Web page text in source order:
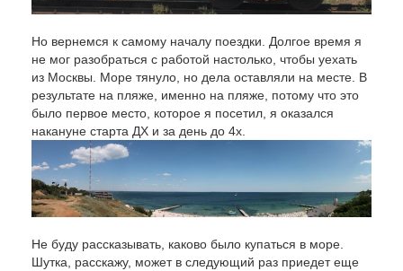
Но вернемся к самому началу поездки. Долгое время я
не мог разобраться с работой настолько, чтобы уехать
из Москвы. Море тянуло, но дела оставляли на месте. В
результате на пляже, именно на пляже, потому что это
было первое место, которое я посетил, я оказался
накануне старта ДХ и за день до 4х.
Не буду рассказывать, каково было купаться в море.
Шутка, расскажу, может в следующий раз приедет еще